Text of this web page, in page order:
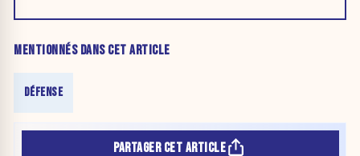
MENTIONNÉS DANS CET ARTICLE
DÉFENSE
PARTAGER CET ARTICLE